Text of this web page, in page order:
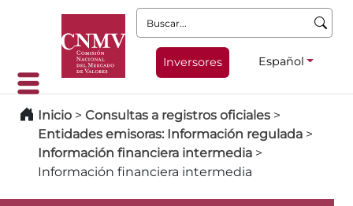
Buscar:
Inversores Español
Inicio > Consultas a registros oficiales >
Entidades emisoras: Información regulada >
Información financiera intermedia >
Información financiera intermedia